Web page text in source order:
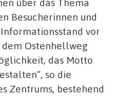
Besucherinnen und
vor
Ostenhellweg
das Motto
so die
Zentrums, bestehend